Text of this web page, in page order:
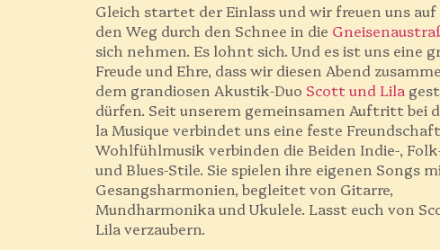
Gleich startet der Einlass und wir freuen uns auf
den Weg durch den Schnee in die
sich nehmen. Es lohnt sich. Und es ist uns eine
Freude und Ehre, dass wir diesen Abend
dem grandiosen Akustik-Duo Scott und Lila
dürfen. Seit unserem gemeinsamen Auftritt bei
la Musique verbindet uns eine feste
Wohlfühlmusik verbinden die Beiden Indie-,
und Blues-Stile. Sie spielen ihre eigenen Songs
Gesangsharmonien, begleitet von Gitarre,
Mundharmonika und Ukulele. Lasst euch von
Lila verzaubern.